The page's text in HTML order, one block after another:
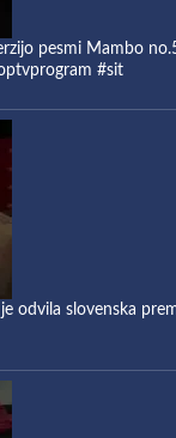
pesmi Mambo
#sit
odvila slovenska